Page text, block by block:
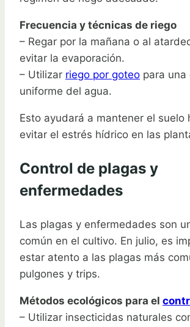
Frecuencia y técnicas de riego
– Regar por la mañana o al
evitar la evaporación.
– Utilizar riego por goteo para
uniforme del agua.
Esto ayudará a mantener el suelo
evitar el estrés hídrico en las
Control de plagas y
enfermedades
Las plagas y enfermedades son
común en el cultivo. En julio, es
estar atento a las plagas más
pulgones y trips.
Métodos ecológicos para el
– Utilizar insecticidas naturales